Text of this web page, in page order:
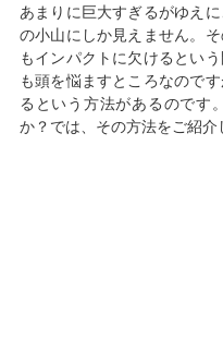
あまりに巨大すぎるがゆえ
の小山にしか見えません。
もインパクトに欠けるとい
も頭を悩ますところなので
るという方法があるのです
か？では、その方法をご紹介